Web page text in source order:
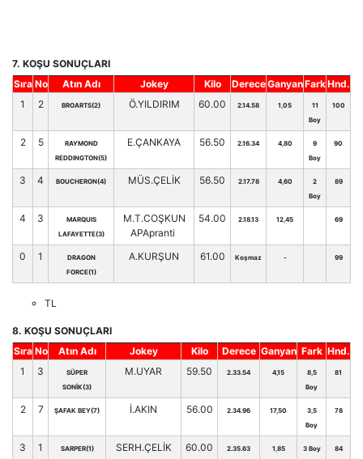
7. KOŞU SONUÇLARI
Sıra No Atın Adı Jokey Kilo DereceGanyanFarkHnd.
1
2 BROARTS(2) Ö.YILDIRIM 60.00 2.14.58 1,05
11
Boy
100
2 5
RAYMOND
REDDINGTON(5)
E.ÇANKAYA 56.50 2.16.34 4,80
9
Boy
90
3 4 BOUCHERON(4) MÜS.ÇELİK 56.50 2.17.78 4,60
2
Boy
89
4 3
MARQUIS
LAFAYETTE(3)
M.T.COŞKUN
APApranti
54.00 2.18.13 12,45 69
0 1
DRAGON
FORCE(1)
A.KURŞUN 61.00 Koşmaz - 99
TL
8. KOŞU SONUÇLARI
Sıra No Atın Adı Jokey Kilo Derece Ganyan Fark Hnd.
1
3
SÜPER
SONİK(3)
M.UYAR 59.50 2.33.54 4,15
8,5
Boy
81
2 7 ŞAFAK BEY(7) İ.AKIN 56.00 2.34.96 17,50
3,5
Boy
78
3 1 SARPER(1) SERH.ÇELİK 60.00 2.35.63 1,85 3 Boy 84